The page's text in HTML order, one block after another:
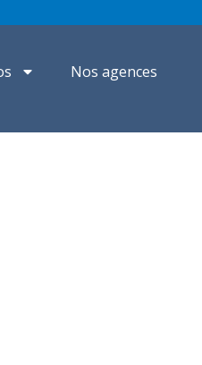
Nos agences